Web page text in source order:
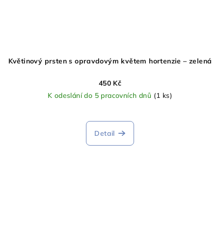
Květinový prsten s opravdovým květem hortenzie – zelená
450 Kč
K odeslání do 5 pracovních dnů (1 ks)
Detail